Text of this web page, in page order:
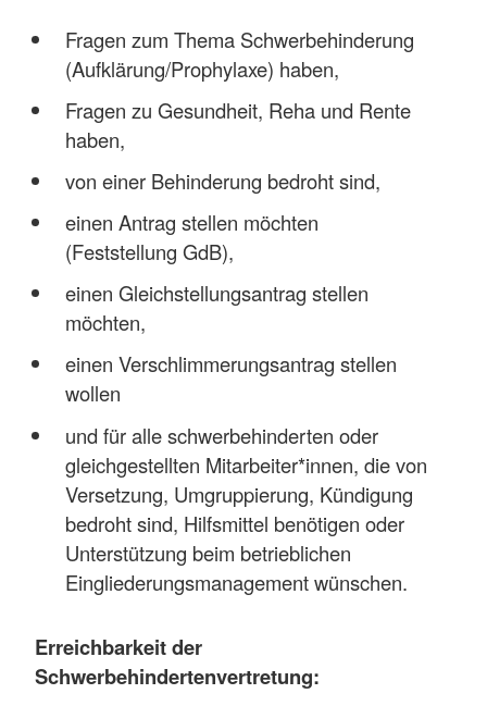
Fragen zum Thema Schwerbehinderung
(Aufklärung/Prophylaxe) haben,
Fragen zu Gesundheit, Reha und Rente
haben,
von einer Behinderung bedroht sind,
einen Antrag stellen möchten
(Feststellung GdB),
einen Gleichstellungsantrag stellen
möchten,
einen Verschlimmerungsantrag stellen
wollen
und für alle schwerbehinderten oder
gleichgestellten Mitarbeiter*innen, die von
Versetzung, Umgruppierung, Kündigung
bedroht sind, Hilfsmittel benötigen oder
Unterstützung beim betrieblichen
Eingliederungsmanagement wünschen.
Erreichbarkeit der
Schwerbehindertenvertretung: